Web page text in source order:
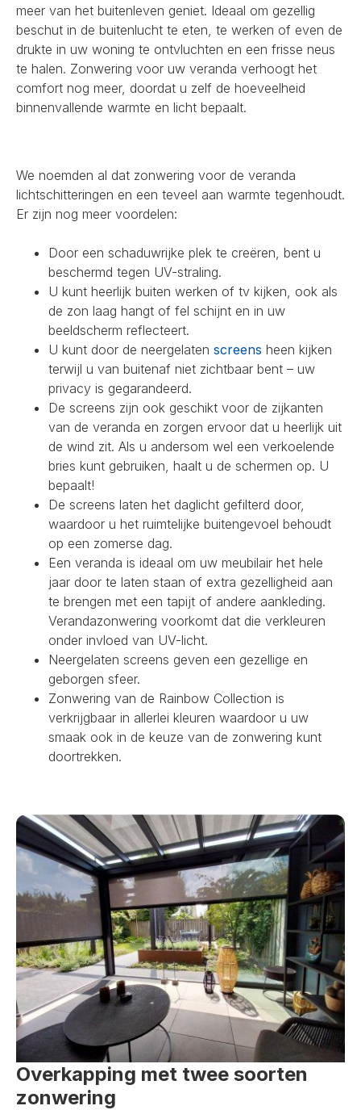
meer van het buitenleven geniet. Ideaal om gezellig
beschut in de buitenlucht te eten, te werken of even de
drukte in uw woning te ontvluchten en een frisse neus
te halen. Zonwering voor uw veranda verhoogt het
comfort nog meer, doordat u zelf de hoeveelheid
binnenvallende warmte en licht bepaalt.
We noemden al dat zonwering voor de veranda
lichtschitteringen en een teveel aan warmte tegenhoudt.
Er zijn nog meer voordelen:
Door een schaduwrijke plek te creëren, bent u
beschermd tegen UV-straling.
U kunt heerlijk buiten werken of tv kijken, ook als
de zon laag hangt of fel schijnt en in uw
beeldscherm reflecteert.
U kunt door de neergelaten screens heen kijken
terwijl u van buitenaf niet zichtbaar bent – uw
privacy is gegarandeerd.
De screens zijn ook geschikt voor de zijkanten
van de veranda en zorgen ervoor dat u heerlijk uit
de wind zit. Als u andersom wel een verkoelende
bries kunt gebruiken, haalt u de schermen op. U
bepaalt!
De screens laten het daglicht gefilterd door,
waardoor u het ruimtelijke buitengevoel behoudt
op een zomerse dag.
Een veranda is ideaal om uw meubilair het hele
jaar door te laten staan of extra gezelligheid aan
te brengen met een tapijt of andere aankleding.
Verandazonwering voorkomt dat die verkleuren
onder invloed van UV-licht.
Neergelaten screens geven een gezellige en
geborgen sfeer.
Zonwering van de Rainbow Collection is
verkrijgbaar in allerlei kleuren waardoor u uw
smaak ook in de keuze van de zonwering kunt
doortrekken.
Overkapping met twee soorten
zonwering